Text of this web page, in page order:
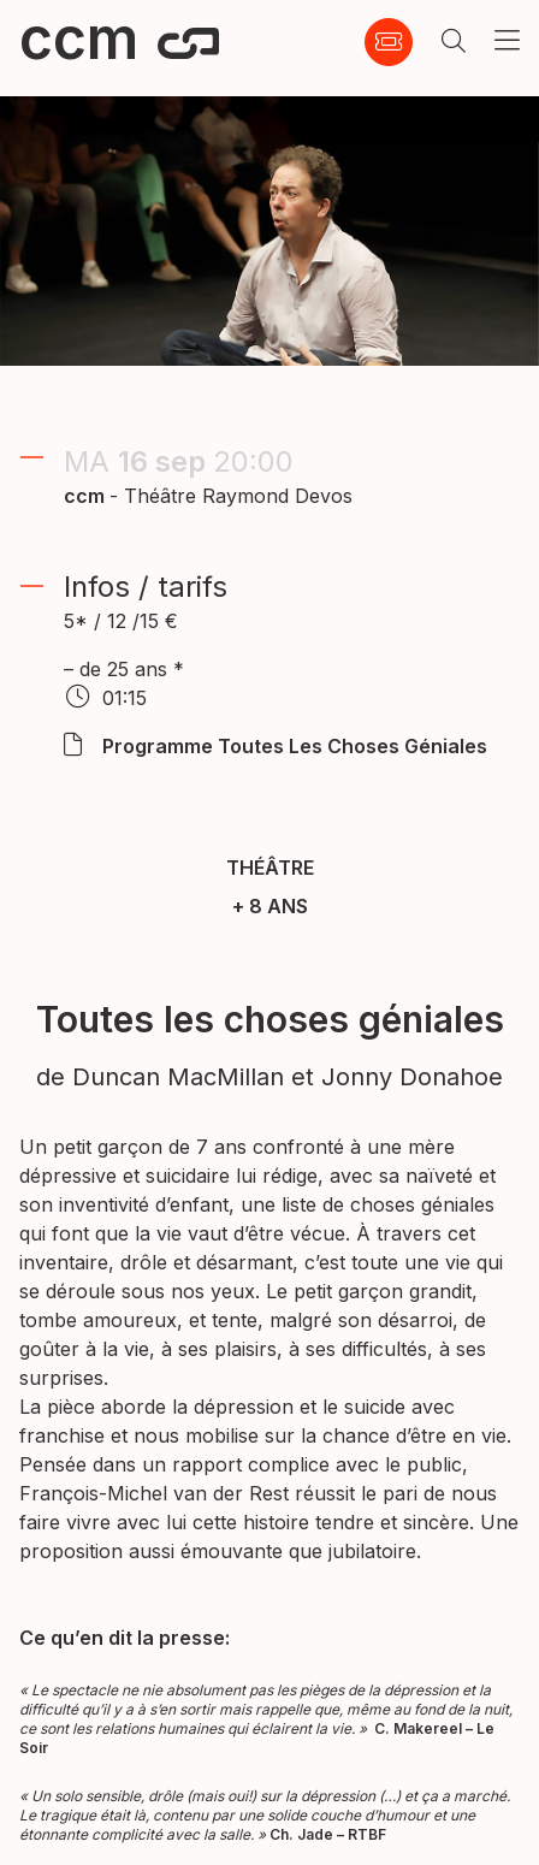
ccm
MA 16 sep 20:00
ccm - Théâtre Raymond Devos
Infos / tarifs
5* / 12 /15 €
– de 25 ans *
01:15
Programme Toutes Les Choses Géniales
THÉÂTRE
+ 8 ANS
Toutes les choses géniales
de Duncan MacMillan et Jonny Donahoe
Un petit garçon de 7 ans confronté à une mère
dépressive et suicidaire lui rédige, avec sa naïveté et
son inventivité d’enfant, une liste de choses géniales
qui font que la vie vaut d’être vécue. À travers cet
inventaire, drôle et désarmant, c’est toute une vie qui
se déroule sous nos yeux. Le petit garçon grandit,
tombe amoureux, et tente, malgré son désarroi, de
goûter à la vie, à ses plaisirs, à ses difficultés, à ses
surprises.
La pièce aborde la dépression et le suicide avec
franchise et nous mobilise sur la chance d’être en vie.
Pensée dans un rapport complice avec le public,
François-Michel van der Rest réussit le pari de nous
faire vivre avec lui cette histoire tendre et sincère. Une
proposition aussi émouvante que jubilatoire.
Ce qu’en dit la presse:
« Le spectacle ne nie absolument pas les pièges de la dépression et la
difficulté qu’il y a à s’en sortir mais rappelle que, même au fond de la nuit,
ce sont les relations humaines qui éclairent la vie. » C. Makereel – Le
Soir
« Un solo sensible, drôle (mais oui!) sur la dépression (…) et ça a marché.
Le tragique était là, contenu par une solide couche d’humour et une
étonnante complicité avec la salle. » Ch. Jade – RTBF